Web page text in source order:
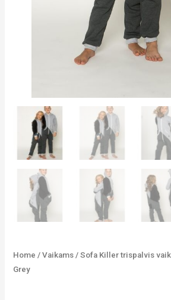
Home /Vaikams / Sofa Killer trispalvis
Grey